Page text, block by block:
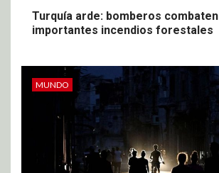
Turquía arde: bomberos combaten
importantes incendios forestales
MUNDO